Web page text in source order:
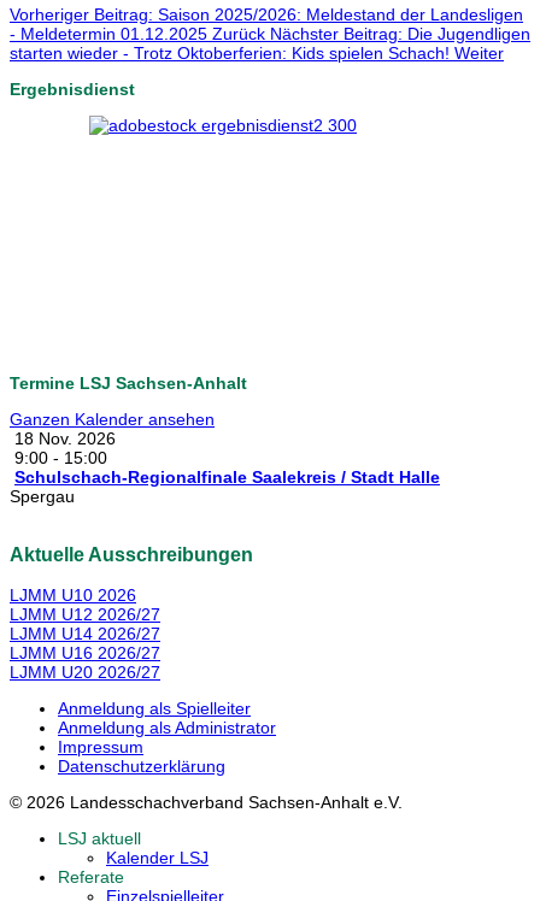
Vorheriger Beitrag: Saison 2025/2026: Meldestand der Landesligen
- Meldetermin 01.12.2025 Zurück Nächster Beitrag: Die Jugendligen
starten wieder - Trotz Oktoberferien: Kids spielen Schach! Weiter
Ergebnisdienst
Termine LSJ Sachsen-Anhalt
Ganzen Kalender ansehen
18 Nov. 2026
9:00 - 15:00
Schulschach-Regionalfinale Saalekreis / Stadt Halle
Spergau
Aktuelle Ausschreibungen
LJMM U10 2026
LJMM U12 2026/27
LJMM U14 2026/27
LJMM U16 2026/27
LJMM U20 2026/27
Anmeldung als Spielleiter
Anmeldung als Administrator
Impressum
Datenschutzerklärung
© 2026 Landesschachverband Sachsen-Anhalt e.V.
LSJ aktuell
Kalender LSJ
Referate
Einzelspielleiter